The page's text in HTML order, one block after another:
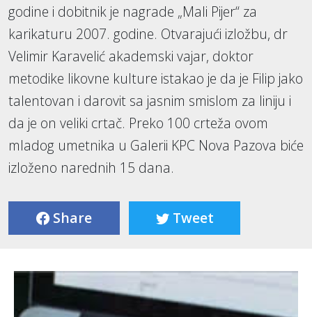
godine i dobitnik je nagrade „Mali Pijer“ za
karikaturu 2007. godine. Otvarajući izložbu, dr
Velimir Karavelić akademski vajar, doktor
metodike likovne kulture istakao je da je Filip jako
talentovan i darovit sa jasnim smislom za liniju i
da je on veliki crtač. Preko 100 crteža ovom
mladog umetnika u Galerii KPC Nova Pazova biće
izloženo narednih 15 dana.
Share Tweet